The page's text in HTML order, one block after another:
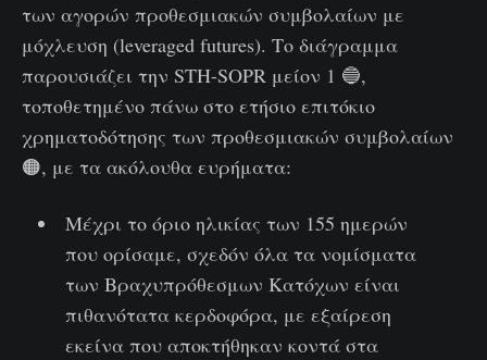
των αγορών προθεσμιακών συμβολαίων με
μόχλευση (leveraged futures). Το διάγραμμα
παρουσιάζει την STH-SOPR μείον 1 🔵,
τοποθετημένο πάνω στο ετήσιο επιτόκιο
χρηματοδότησης των προθεσμιακών συμβολαίων
🟠, με τα ακόλουθα ευρήματα:
Μέχρι το όριο ηλικίας των 155 ημερών
που ορίσαμε, σχεδόν όλα τα νομίσματα
των Βραχυπρόθεσμων Κατόχων είναι
πιθανότατα κερδοφόρα, με εξαίρεση
εκείνα που αποκτήθηκαν κοντά στα